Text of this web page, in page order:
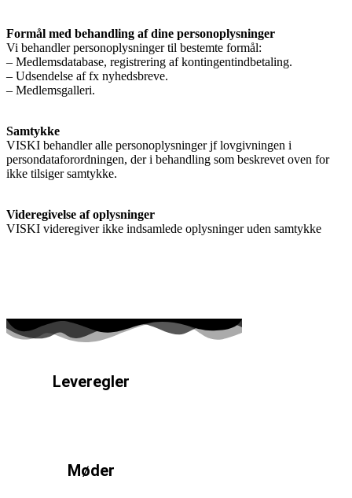
Formål med behandling af dine personoplysninger
Vi behandler personoplysninger til bestemte formål:
– Medlemsdatabase, registrering af kontingentindbetaling.
– Udsendelse af fx nyhedsbreve.
– Medlemsgalleri.
Samtykke
VISKI behandler alle personoplysninger jf lovgivningen i
persondataforordningen, der i behandling som beskrevet oven for
ikke tilsiger samtykke.
Videregivelse af oplysninger
VISKI videregiver ikke indsamlede oplysninger uden samtykke
Leveregler
Møder